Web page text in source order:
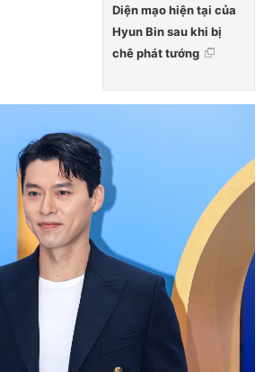
Diện mạo hiện tại của
Hyun Bin sau khi bị
chê phát tướng